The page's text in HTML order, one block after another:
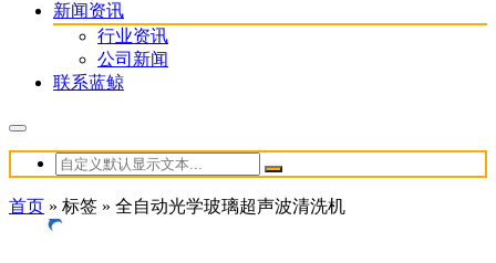
新闻资讯
行业资讯
公司新闻
联系蓝鲸
首页 » 标签 » 全自动光学玻璃超声波清洗机